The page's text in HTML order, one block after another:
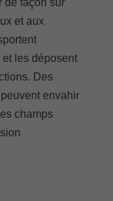
et aux
et les déposent
Des
envahir
champs